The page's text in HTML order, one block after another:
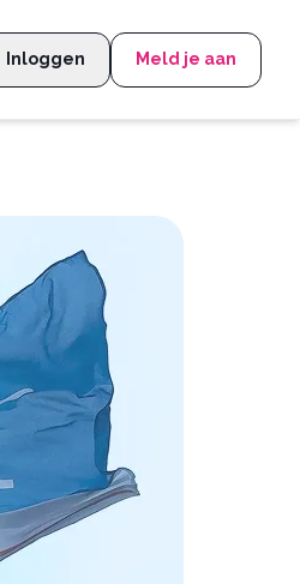
Inloggen Meld je aan